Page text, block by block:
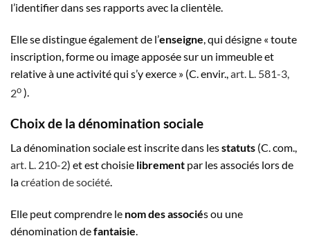
l’identifier dans ses rapports avec la clientèle.
Elle se distingue également de l’enseigne, qui désigne « toute
inscription, forme ou image apposée sur un immeuble et
relative à une activité qui s’y exerce » (C. envir.,art. L. 581-3,
2o).
Choix de la dénomination sociale
La dénomination sociale est inscrite dans lesstatuts (C. com.,
art. L. 210-2) et est choisie librement par les associés lors de
lacréation de société.
Elle peut comprendre le nom des associés ou une
dénomination defantaisie